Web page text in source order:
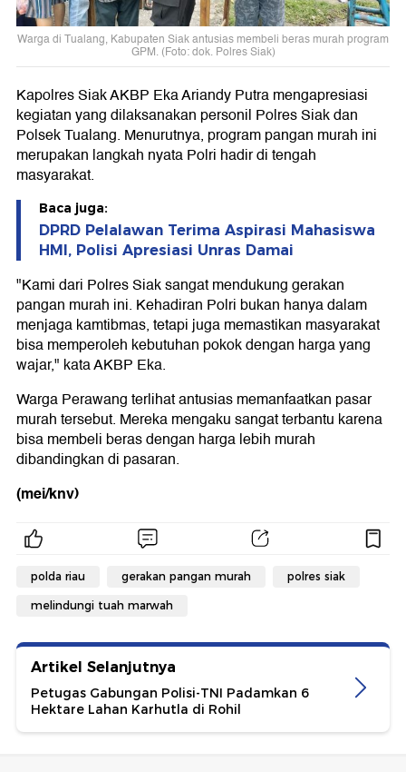
Warga di Tualang, Kabupaten Siak antusias membeli beras murah program
GPM. (Foto: dok. Polres Siak)
Kapolres Siak AKBP Eka Ariandy Putra mengapresiasi
kegiatan yang dilaksanakan personil Polres Siak dan
Polsek Tualang. Menurutnya, program pangan murah ini
merupakan langkah nyata Polri hadir di tengah
masyarakat.
Baca juga:
DPRD Pelalawan Terima Aspirasi Mahasiswa
HMI, Polisi Apresiasi Unras Damai
"Kami dari Polres Siak sangat mendukung gerakan
pangan murah ini. Kehadiran Polri bukan hanya dalam
menjaga kamtibmas, tetapi juga memastikan masyarakat
bisa memperoleh kebutuhan pokok dengan harga yang
wajar," kata AKBP Eka.
Warga Perawang terlihat antusias memanfaatkan pasar
murah tersebut. Mereka mengaku sangat terbantu karena
bisa membeli beras dengan harga lebih murah
dibandingkan di pasaran.
(mei/knv)
polda riau gerakan pangan murah polres siak
melindungi tuah marwah
Artikel Selanjutnya
Petugas Gabungan Polisi-TNI Padamkan 6
Hektare Lahan Karhutla di Rohil